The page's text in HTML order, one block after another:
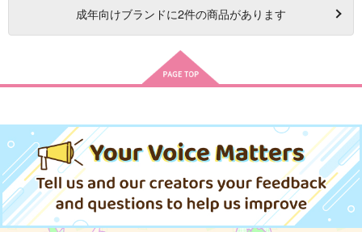
成年向けブランドに2件の商品があります